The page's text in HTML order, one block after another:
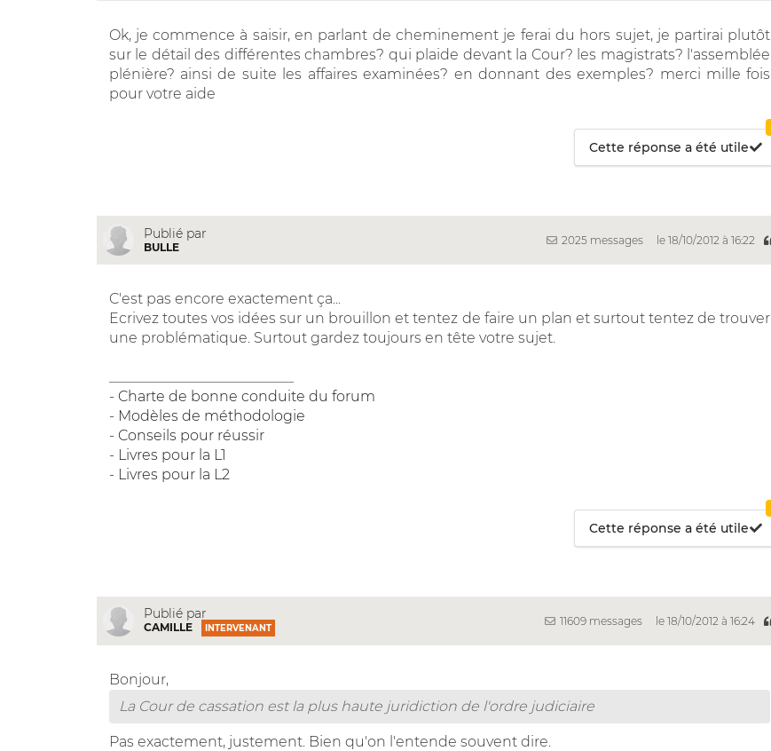
Ok, je commence à saisir, en parlant de cheminement je ferai du hors sujet, je partirai plutôt
sur le détail des différentes chambres? qui plaide devant la Cour? les magistrats? l'assemblée
plénière? ainsi de suite les affaires examinées? en donnant des exemples? merci mille fois
pour votre aide
Cette réponse a été utile
Publié par
BULLE
2025 messages le 18/10/2012 à 16:22
C'est pas encore exactement ça...
Ecrivez toutes vos idées sur un brouillon et tentez de faire un plan et surtout tentez de trouver
une problématique. Surtout gardez toujours en tête votre sujet.
- Charte de bonne conduite du forum
- Modèles de méthodologie
- Conseils pour réussir
- Livres pour la L1
- Livres pour la L2
Cette réponse a été utile
Publié par
CAMILLE INTERVENANT
11609 messages le 18/10/2012 à 16:24
Bonjour,
La Cour de cassation est la plus haute juridiction de l'ordre judiciaire
Pas exactement, justement. Bien qu'on l'entende souvent dire.